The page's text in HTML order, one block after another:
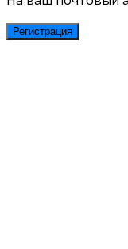
Регистрация